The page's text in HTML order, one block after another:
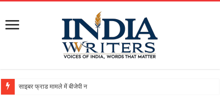
साइबर फ्राड मामले में बीजेपी नेता गिरफ्तारः 21 करोड़ की बड़ी ठ